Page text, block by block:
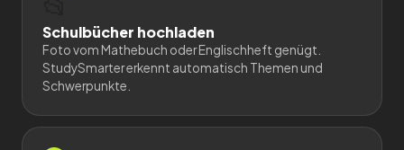
Schulbücher hochladen
Foto vom Mathebuch oder Englischheft genügt.
StudySmarter erkennt automatisch Themen und
Schwerpunkte.